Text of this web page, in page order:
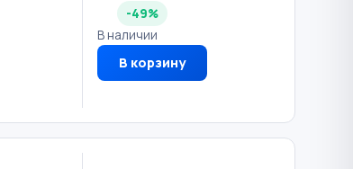
-49%
В наличии
В корзину